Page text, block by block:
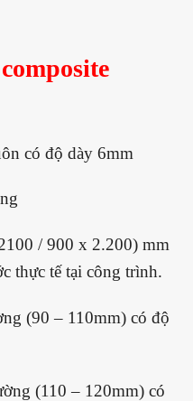
có độ dày 6mm
/ 900 x 2.200) mm
thực tế tại công trình.
(90 – 110mm) có độ
(110 – 120mm) có